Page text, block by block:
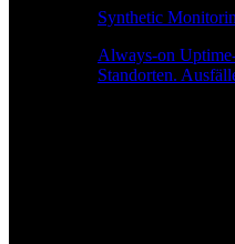
Synthetic
Always-on
Standorten.